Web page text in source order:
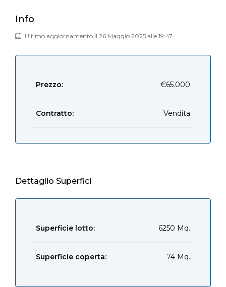
Info
Ultimo aggiornamento il 26 Maggio 2025 alle 19:47
Prezzo: €65.000
Contratto: Vendita
Dettaglio Superfici
Superficie lotto: 6250 Mq.
Superficie coperta: 74 Mq.